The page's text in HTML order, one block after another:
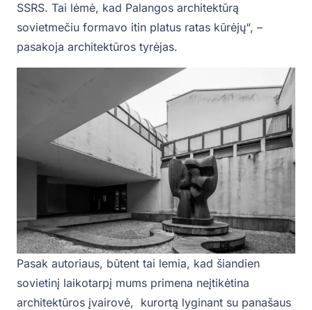
SSRS. Tai lėmė, kad Palangos architektūrą
sovietmečiu formavo itin platus ratas kūrėjų“, –
pasakoja architektūros tyrėjas.
Pasak autoriaus, būtent tai lemia, kad šiandien
sovietinį laikotarpį mums primena neįtikėtina
architektūros įvairovė, kurortą lyginant su panašaus